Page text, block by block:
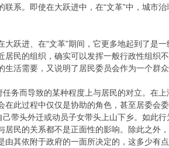
系。即使在大跃进中，在“文革”中，城市
进、在“文革”期间，它更多地起到了是
民的组织，确实可以发挥一般行政性组织
活需要，又说明了居民委员会作为一个群
而导致的某种程度上与居民的对立。在
此过程中仅仅是协助的角色，甚至居委会
带头外迁或动员子女带头上山下乡。如此
民的关系都不是正面性的影响。除此之外
其依附于政府的一面所决定的，这多少有